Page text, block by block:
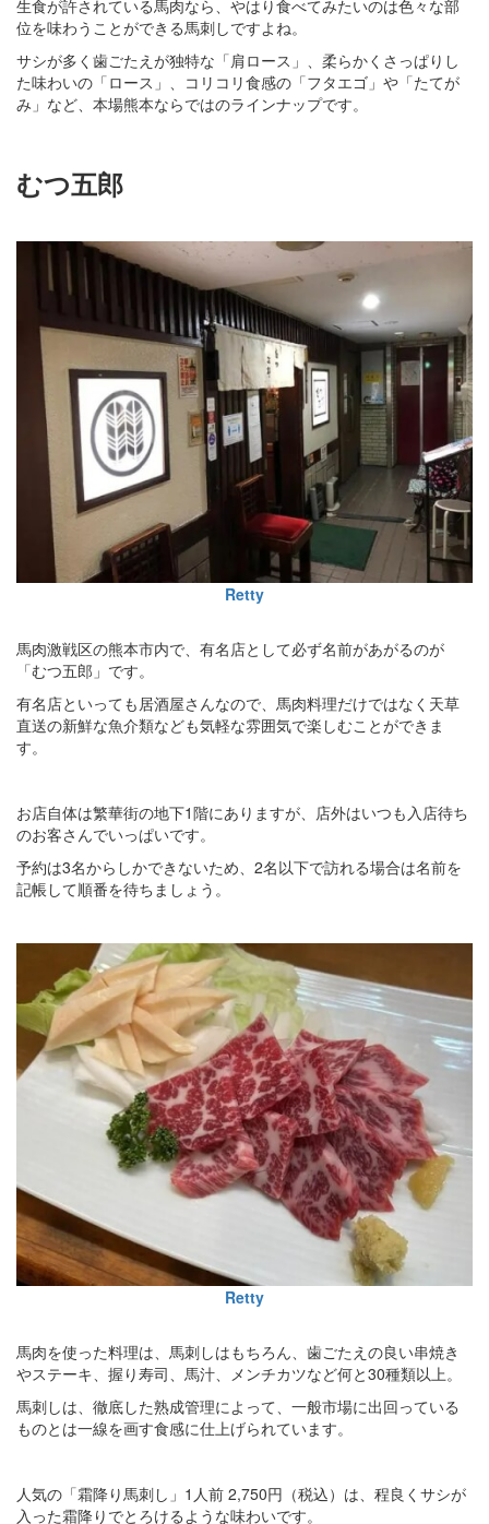
生食が許されている馬肉なら、やはり食べてみたいのは色々な部
位を味わうことができる馬刺しですよね。
サシが多く歯ごたえが独特な「肩ロース」、柔らかくさっぱりし
た味わいの「ロース」、コリコリ食感の「フタエゴ」や「たてが
み」など、本場熊本ならではのラインナップです。
むつ五郎
Retty
馬肉激戦区の熊本市内で、有名店として必ず名前があがるのが
「むつ五郎」です。
有名店といっても居酒屋さんなので、馬肉料理だけではなく天草
直送の新鮮な魚介類なども気軽な雰囲気で楽しむことができま
す。
お店自体は繁華街の地下1階にありますが、店外はいつも入店待ち
のお客さんでいっぱいです。
予約は3名からしかできないため、2名以下で訪れる場合は名前を
記帳して順番を待ちましょう。
Retty
馬肉を使った料理は、馬刺しはもちろん、歯ごたえの良い串焼き
やステーキ、握り寿司、馬汁、メンチカツなど何と30種類以上。
馬刺しは、徹底した熟成管理によって、一般市場に出回っている
ものとは一線を画す食感に仕上げられています。
人気の「霜降り馬刺し」1人前 2,750円（税込）は、程良くサシが
入った霜降りでとろけるような味わいです。